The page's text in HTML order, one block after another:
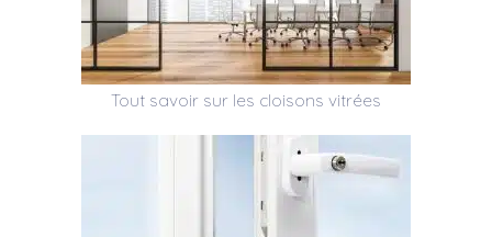
Tout savoir sur les cloisons vitrées